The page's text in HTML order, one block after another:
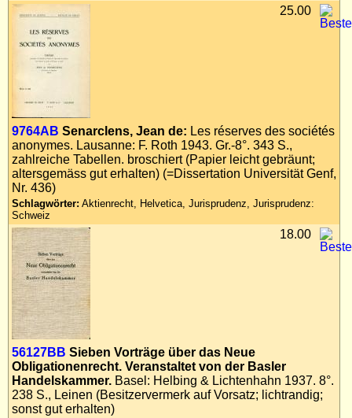
9764AB Senarclens, Jean de: Les réserves des sociétés
anonymes. Lausanne: F. Roth 1943. Gr.-8°. 343 S.,
zahlreiche Tabellen. broschiert (Papier leicht gebräunt;
altersgemäss gut erhalten) (=Dissertation Universität Genf,
Nr. 436)
Schlagwörter: Aktienrecht, Helvetica, Jurisprudenz, Jurisprudenz:
Schweiz
25.00
56127BB Sieben Vorträge über das Neue
Obligationenrecht. Veranstaltet von der Basler
Handelskammer. Basel: Helbing & Lichtenhahn 1937. 8°.
238 S., Leinen (Besitzervermerk auf Vorsatz; lichtrandig;
sonst gut erhalten)
18.00